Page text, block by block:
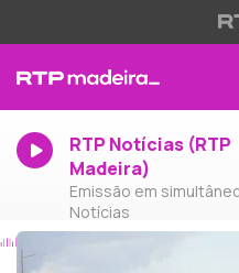
RTP Notícias (RTP
Madeira)
Emissão em
Notícias